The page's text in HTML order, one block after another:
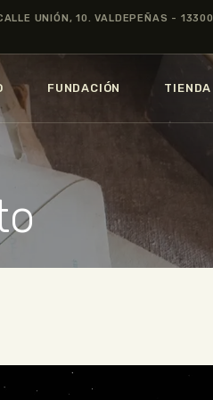
UNIÓN, 10. VALDEPEÑAS - 13300
FUNDACIÓN TIENDA